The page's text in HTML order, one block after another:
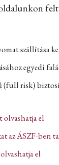
szállítása
egyedi
risk)
el
az ÁSZF-ben
el